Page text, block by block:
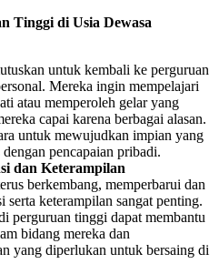
Tinggi di Usia Dewasa
untuk kembali ke perguruan
Mereka ingin mempelajari
atau memperoleh gelar yang
capai karena berbagai alasan.
untuk mewujudkan impian yang
pencapaian pribadi.
dan Keterampilan
berkembang, memperbarui dan
serta keterampilan sangat penting.
perguruan tinggi dapat membantu
bidang mereka dan
yang diperlukan untuk bersaing di